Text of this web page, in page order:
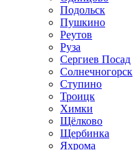
Подольск
Пушкино
Реутов
Руза
Сергиев Посад
Солнечногорск
Ступино
Троицк
Химки
Щёлково
Щербинка
Яхрома